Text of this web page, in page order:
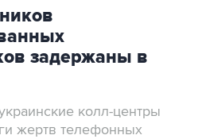
задержаны в
колл-центры
жертв телефонных